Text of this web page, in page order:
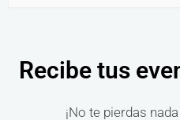
Recibe tus
¡No te pierdas